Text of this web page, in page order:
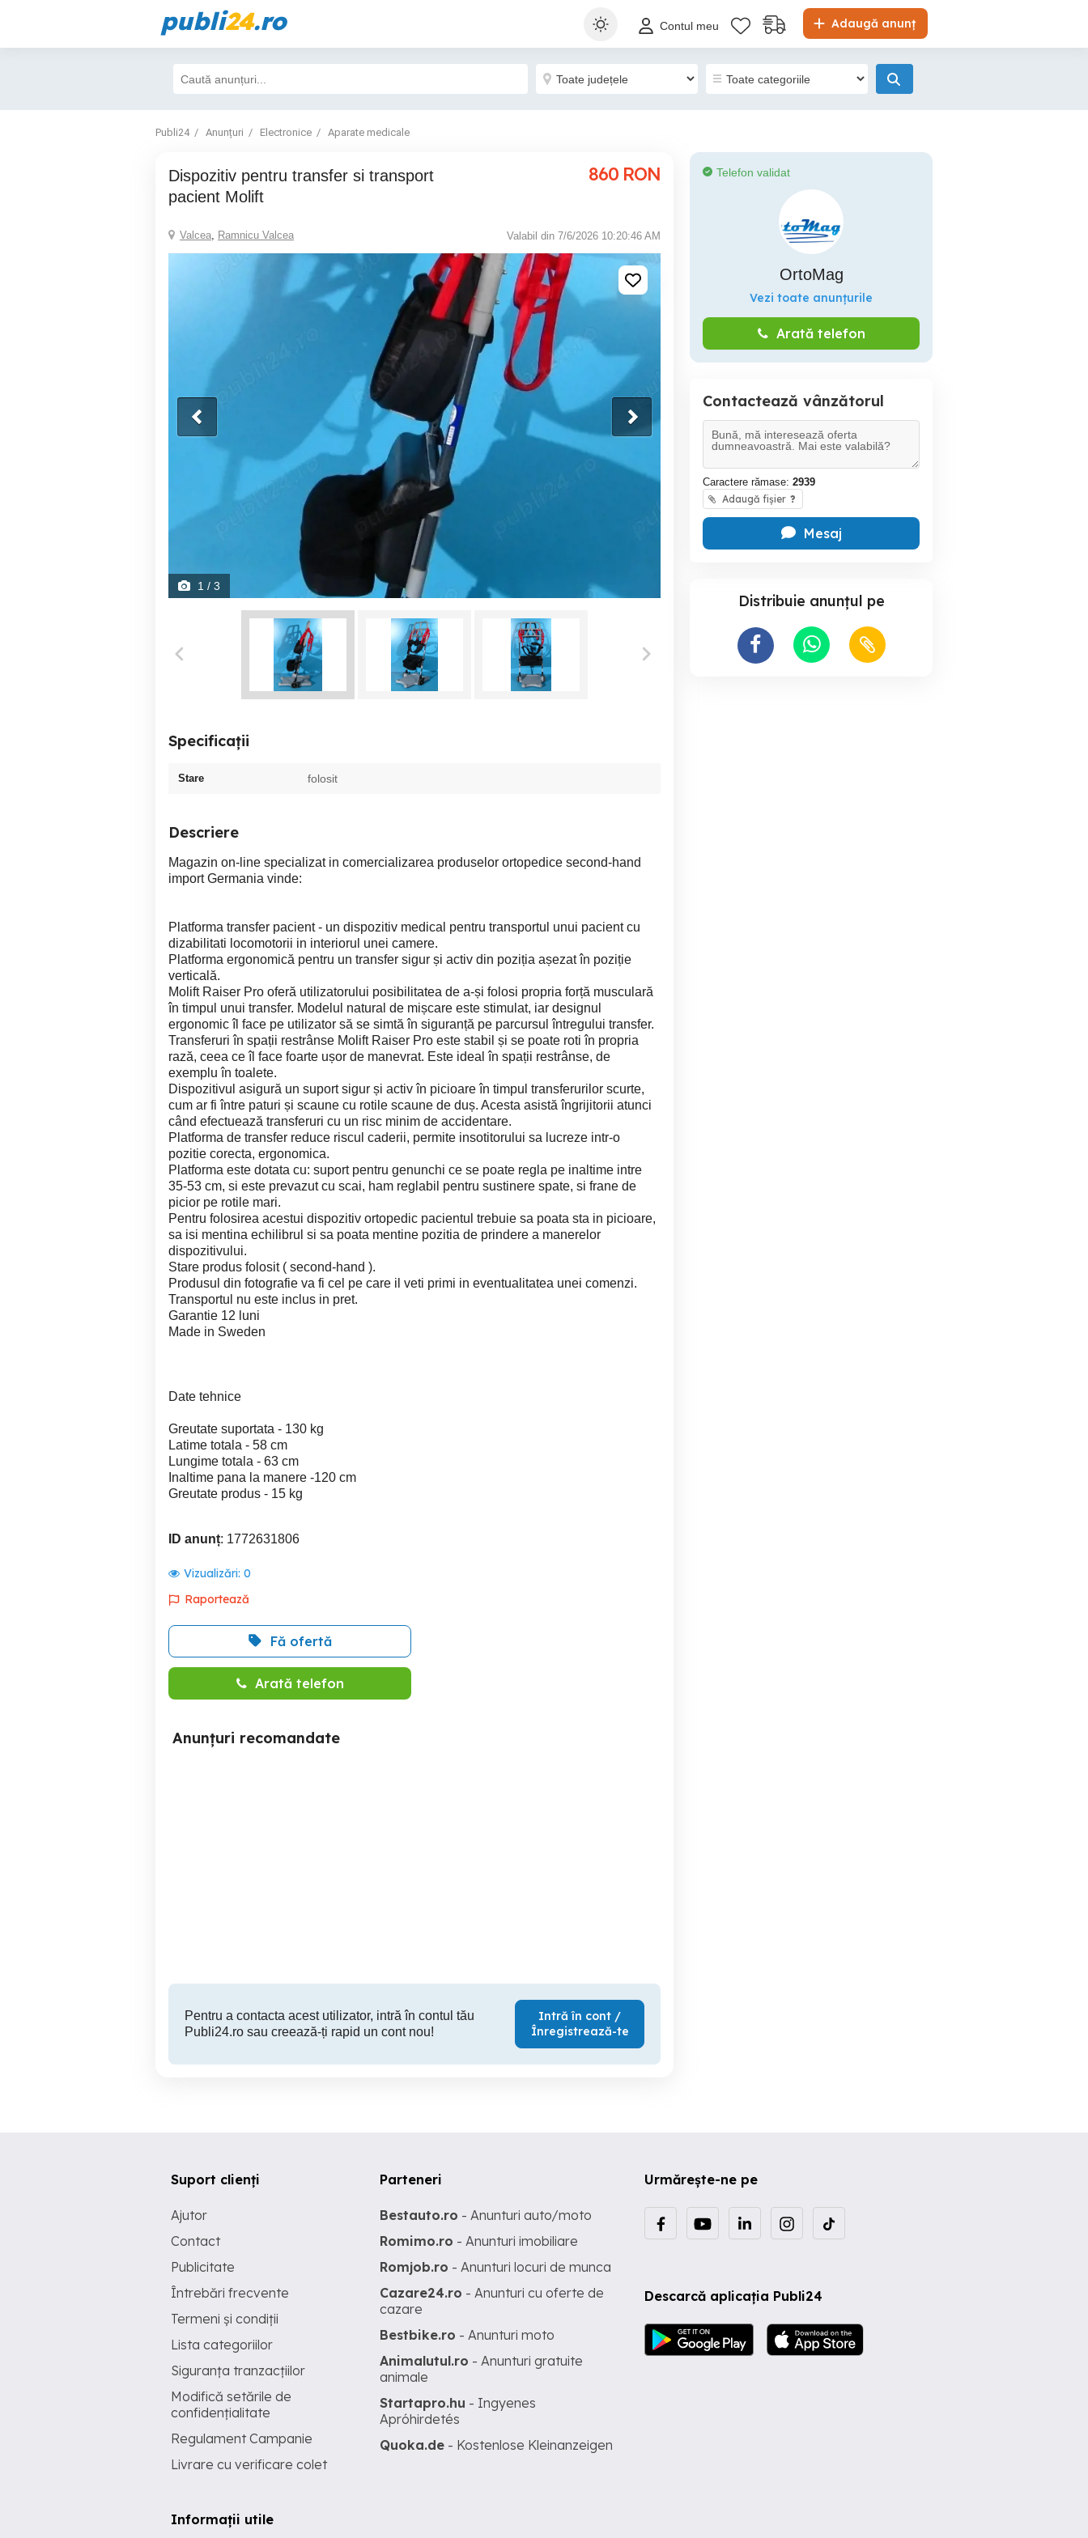
publi24.ro Adaugă anunț
Contul meu
Publi24 Anunțuri Electronice Aparate medicale
Dispozitiv pentru transfer si transport
pacient Molift
860 RON
Valcea, Ramnicu Valcea Valabil din 7/6/2026 10:20:46 AM
1 / 3
Specificații
Stare folosit
Descriere
Magazin on-line specializat in comercializarea produselor ortopedice second-hand
import Germania vinde:
Platforma transfer pacient - un dispozitiv medical pentru transportul unui pacient cu
dizabilitati locomotorii in interiorul unei camere.
Platforma ergonomică pentru un transfer sigur și activ din poziția așezat în poziție
verticală.
Molift Raiser Pro oferă utilizatorului posibilitatea de a-și folosi propria forță musculară
în timpul unui transfer. Modelul natural de mișcare este stimulat, iar designul
ergonomic îl face pe utilizator să se simtă în siguranță pe parcursul întregului transfer.
Transferuri în spații restrânse Molift Raiser Pro este stabil și se poate roti în propria
rază, ceea ce îl face foarte ușor de manevrat. Este ideal în spații restrânse, de
exemplu în toalete.
Dispozitivul asigură un suport sigur și activ în picioare în timpul transferurilor scurte,
cum ar fi între paturi și scaune cu rotile scaune de duș. Acesta asistă îngrijitorii atunci
când efectuează transferuri cu un risc minim de accidentare.
Platforma de transfer reduce riscul caderii, permite insotitorului sa lucreze intr-o
pozitie corecta, ergonomica.
Platforma este dotata cu: suport pentru genunchi ce se poate regla pe inaltime intre
35-53 cm, si este prevazut cu scai, ham reglabil pentru sustinere spate, si frane de
picior pe rotile mari.
Pentru folosirea acestui dispozitiv ortopedic pacientul trebuie sa poata sta in picioare,
sa isi mentina echilibrul si sa poata mentine pozitia de prindere a manerelor
dispozitivului.
Stare produs folosit ( second-hand ).
Produsul din fotografie va fi cel pe care il veti primi in eventualitatea unei comenzi.
Transportul nu este inclus in pret.
Garantie 12 luni
Made in Sweden
Date tehnice
Greutate suportata - 130 kg
Latime totala - 58 cm
Lungime totala - 63 cm
Inaltime pana la manere -120 cm
Greutate produs - 15 kg
ID anunț: 1772631806
Vizualizări: 0
Raportează
Fă ofertă
Arată telefon
Anunțuri recomandate
Pentru a contacta acest utilizator, intră în contul tău
Publi24.ro sau creează-ți rapid un cont nou!
Intră în cont /
Înregistrează-te
Telefon validat
OrtoMag
Vezi toate anunțurile
Arată telefon
Contactează vânzătorul
Caractere rămase: 2939
Adaugă fișier ?
Mesaj
Distribuie anunțul pe
Urmărește-ne pe
Descarcă aplicația Publi24
Suport clienți
Ajutor
Contact
Publicitate
Întrebări frecvente
Termeni și condiții
Lista categoriilor
Siguranța tranzacțiilor
Modifică setările de
confidențialitate
Regulament Campanie
Livrare cu verificare colet
Informații utile
Parteneri
Bestauto.ro - Anunturi auto/moto
Romimo.ro - Anunturi imobiliare
Romjob.ro - Anunturi locuri de munca
Cazare24.ro - Anunturi cu oferte de
cazare
Bestbike.ro - Anunturi moto
Animalutul.ro - Anunturi gratuite
animale
Startapro.hu - Ingyenes
Apróhirdetés
Quoka.de - Kostenlose Kleinanzeigen